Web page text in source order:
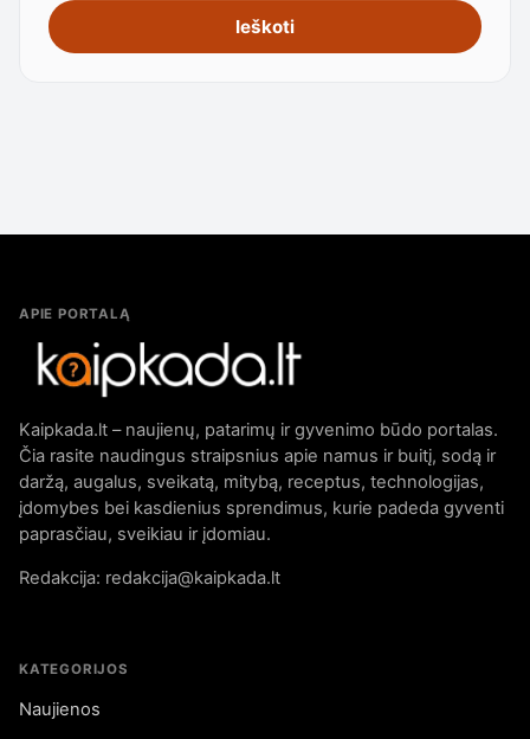
Ieškoti
APIE PORTALĄ
Kaipkada.lt – naujienų, patarimų ir gyvenimo būdo portalas.
Čia rasite naudingus straipsnius apie namus ir buitį, sodą ir
daržą, augalus, sveikatą, mitybą, receptus, technologijas,
įdomybes bei kasdienius sprendimus, kurie padeda gyventi
paprasčiau, sveikiau ir įdomiau.
Redakcija: redakcija@kaipkada.lt
KATEGORIJOS
Naujienos